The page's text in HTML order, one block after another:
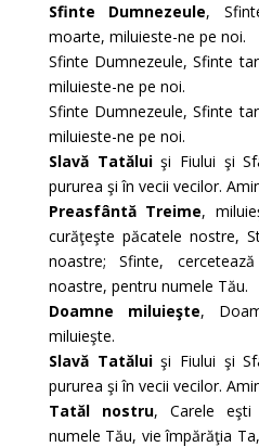
Sfinte Dumnezeule,
moarte, miluieste-ne pe noi.
Sfinte Dumnezeule, Sfinte
miluieste-ne pe noi.
Sfinte Dumnezeule, Sfinte
miluieste-ne pe noi.
Slavă Tatăluişi Fiului şi
pururea şi în vecii vecilor.
Preasfântă Treime,
curăţeşte păcatele nostre,
noastre; Sfinte,
noastre, pentru numele Tău.
Doamne miluieşte,
miluieşte.
Slavă Tatăluişi Fiului şi
pururea şi în vecii vecilor.
Tatăl nostru, Carele eşti
numele Tău, vie împărăţia